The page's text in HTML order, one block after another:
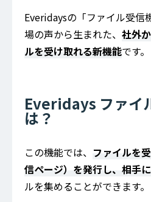
Everidaysの「ファイル受信
場の声から生まれた、 社外
ルを受け取れる新機能です。
Everidays ファイ
は？
この機能では、 ファイルを
信ページ）を発行し、相手
ルを集めることができます。